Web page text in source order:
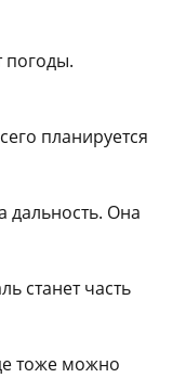
погоды.
планируется
дальность. Она
станет часть
тоже можно